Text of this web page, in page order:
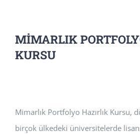
MİMARLIK
KURSU
Mimarlık Portfolyo Hazırlık Kursu,
birçok ülkedeki üniversitelerde